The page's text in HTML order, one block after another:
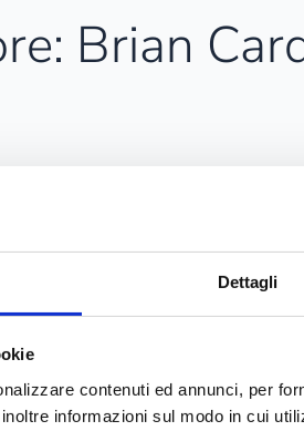
Dettagli
contenuti ed annunci, per
informazioni sul modo in cui
Brian
eseguire una ricerca potrebbe